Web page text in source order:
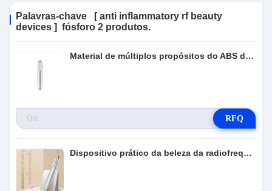
Palavras-chave [ anti inflammatory rf beauty
devices ] fósforo 2 produtos.
Material de múltiplos propósitos do ABS dos anti dispositivos inflamatórios da beleza do RF
RFQ
Dispositivo prático da beleza da radiofrequência, máquina portátil plástica do RF para a cara